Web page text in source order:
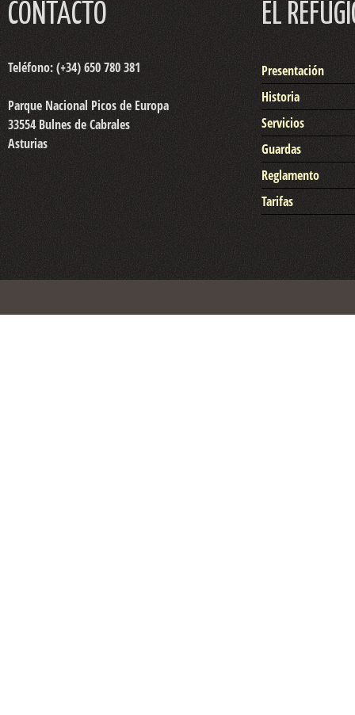
CONTACTO
Teléfono: (+34) 650 780 381
Parque Nacional Picos de Europa
33554 Bulnes de Cabrales
Asturias
EL
Presentación
Historia
Servicios
Guardas
Reglamento
Tarifas